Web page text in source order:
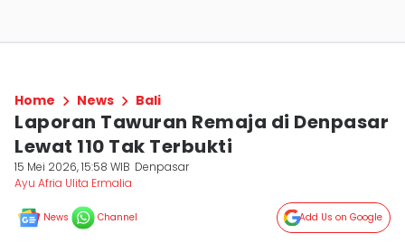
Home News Bali
Laporan Tawuran Remaja di Denpasar
Lewat 110 Tak Terbukti
15 Mei 2026, 15:58 WIB Denpasar
Ayu Afria Ulita Ermalia
News Channel Add Us on Google